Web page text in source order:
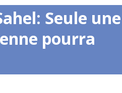
trois fois
JÉRÔME DENARIEZ
place JÉRÔME DENARIEZ
Seule une
pourra